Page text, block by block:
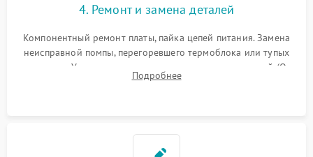
4. Ремонт и замена деталей
Компонентный ремонт платы, пайка цепей питания. Замена
неисправной помпы, перегоревшего термоблока или тупых
жерновов. Установка новых силиконовых уплотнителей (O-
ring) и тефлоновых трубок для надежного устранения
Подробнее